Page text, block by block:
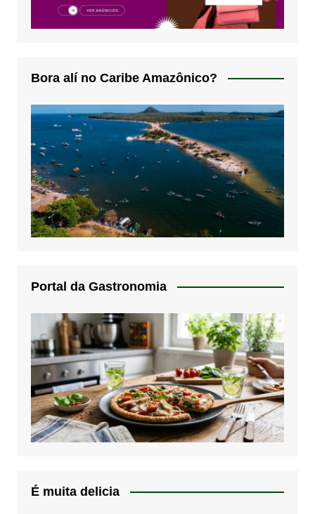
Bora alí no Caribe Amazônico?
Portal da Gastronomia
É muita delicia